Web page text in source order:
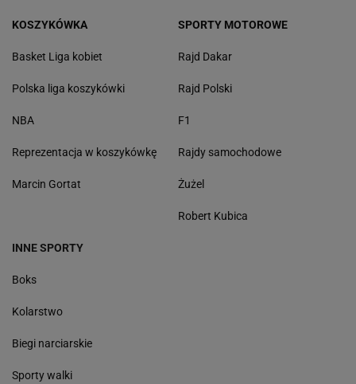
KOSZYKÓWKA
Basket Liga kobiet
Polska liga koszykówki
NBA
Reprezentacja w koszykówkę
Marcin Gortat
SPORTY MOTOROWE
Rajd Dakar
Rajd Polski
F1
Rajdy samochodowe
Żużel
Robert Kubica
INNE SPORTY
Boks
Kolarstwo
Biegi narciarskie
Sporty walki